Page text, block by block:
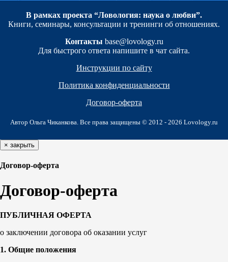
В рамках проекта “Ловология: наука о любви”.
Книги, семинары, консультации и тренинги об отношениях.
Контакты base@lovology.ru
Для быстрого ответа напишите в чат сайта.
Инструкции по сайту
Политика конфиденциальности
Договор-оферта
Автор Ольга Чиканкова. Все права защищены © 2012 - 2026 Lovology.ru
× закрыть
Договор-оферта
Договор-оферта
ПУБЛИЧНАЯ ОФЕРТА
о заключении договора об оказании услуг
1. Общие положения